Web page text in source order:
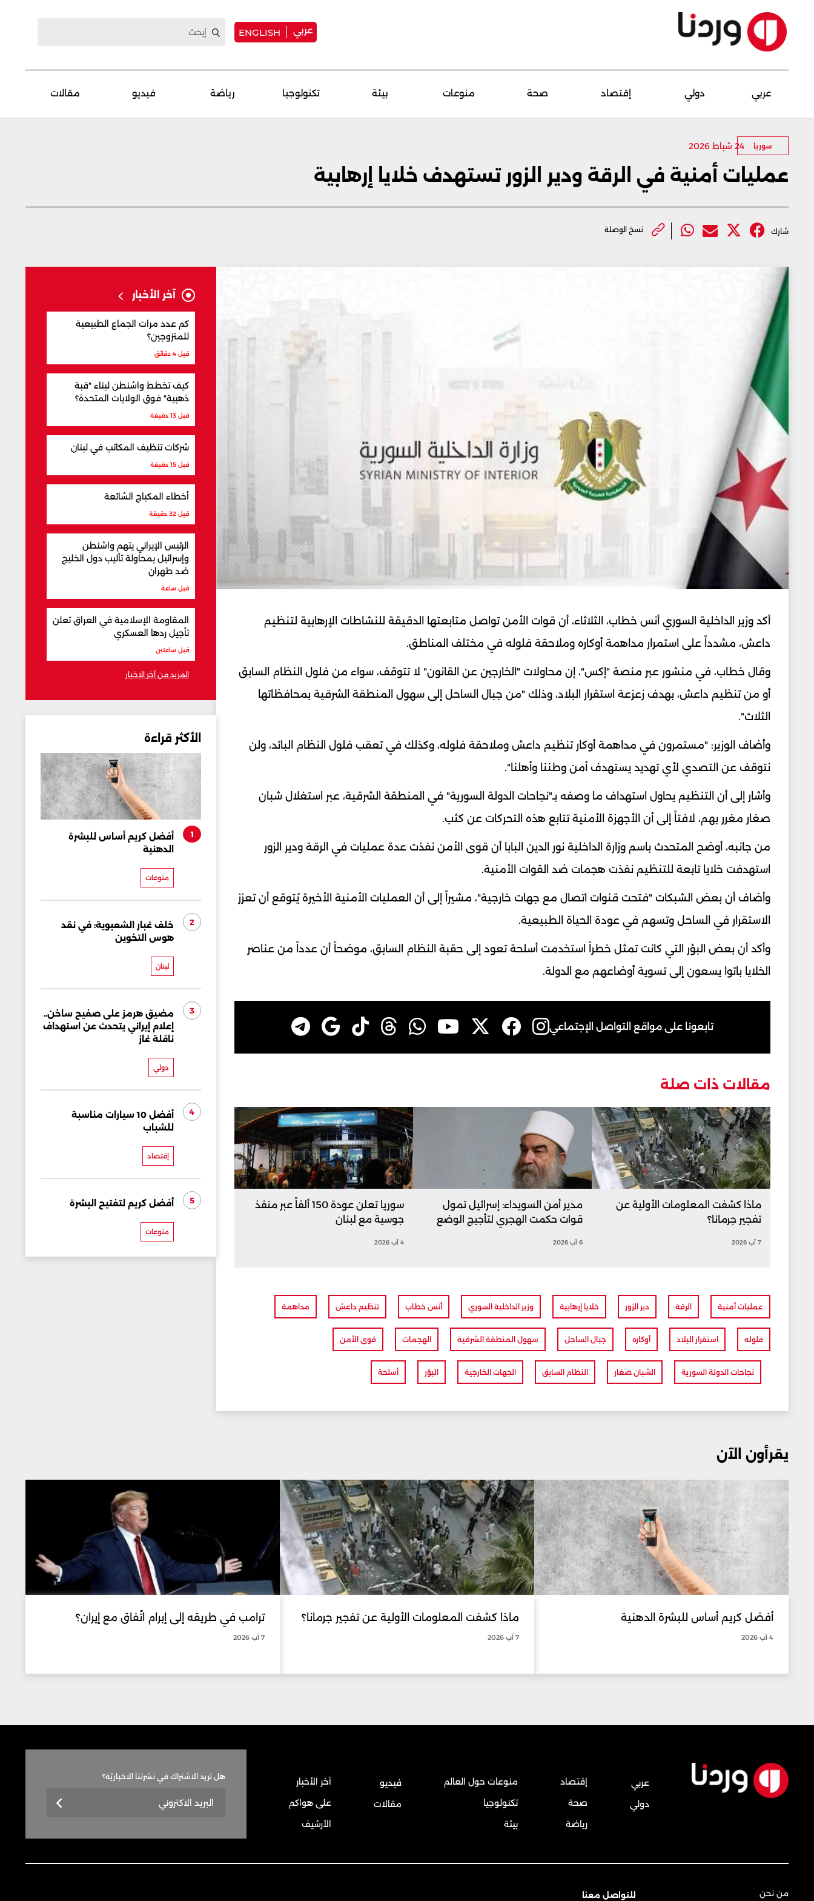
عربي ENGLISH
عربي دولي إقتصاد صحة منوعات بيئة تكنولوجيا رياضة فيديو مقالات
سوريا 24 شباط 2026
عمليات أمنية في الرقة ودير الزور تستهدف خلايا إرهابية
شارك نسخ الوصلة
أكد وزير الداخلية السوري أنس خطاب، الثلاثاء، أن قوات الأمن تواصل متابعتها الدقيقة للنشاطات الإرهابية لتنظيم
داعش، مشدداً على استمرار مداهمة أوكاره وملاحقة فلوله في مختلف المناطق.
وقال خطاب، في منشور عبر منصة "إكس"، إن محاولات "الخارجين عن القانون" لا تتوقف، سواء من فلول النظام السابق
أو من تنظيم داعش، بهدف زعزعة استقرار البلاد، وذلك "من جبال الساحل إلى سهول المنطقة الشرقية بمحافظاتها
الثلاث".
وأضاف الوزير: "مستمرون في مداهمة أوكار تنظيم داعش وملاحقة فلوله، وكذلك في تعقب فلول النظام البائد، ولن
نتوقف عن التصدي لأي تهديد يستهدف أمن وطننا وأهلنا".
وأشار إلى أن التنظيم يحاول استهداف ما وصفه بـ"نجاحات الدولة السورية" في المنطقة الشرقية، عبر استغلال شبان
صغار مغرر بهم، لافتاً إلى أن الأجهزة الأمنية تتابع هذه التحركات عن كثب.
من جانبه، أوضح المتحدث باسم وزارة الداخلية نور الدين البابا أن قوى الأمن نفذت عدة عمليات في الرقة ودير الزور
استهدفت خلايا تابعة للتنظيم نفذت هجمات ضد القوات الأمنية.
وأضاف أن بعض الشبكات "فتحت قنوات اتصال مع جهات خارجية"، مشيراً إلى أن العمليات الأمنية الأخيرة يُتوقع أن تعزز
الاستقرار في الساحل وتسهم في عودة الحياة الطبيعية.
وأكد أن بعض البؤر التي كانت تمثل خطراً استخدمت أسلحة تعود إلى حقبة النظام السابق، موضحاً أن عدداً من عناصر
الخلايا باتوا يسعون إلى تسوية أوضاعهم مع الدولة.
تابعونا على مواقع التواصل الإجتماعي
مقالات ذات صلة
ماذا كشفت المعلومات الأولية عن
تفجير جرمانا؟
7 آب 2026
مدير أمن السويداء: إسرائيل تمول
قوات حكمت الهجري لتأجيج الوضع
6 آب 2026
سوريا تعلن عودة 150 ألفاً عبر منفذ
جوسية مع لبنان
4 آب 2026
عمليات أمنية الرقة دير الزور خلايا إرهابية وزير الداخلية السوري أنس خطاب تنظيم داعش مداهمة
فلوله استقرار البلاد أوكاره جبال الساحل سهول المنطقة الشرقية الهجمات قوى الأمن
نجاحات الدولة السورية الشبان صغار النظام السابق الجهات الخارجية البؤر أسلحة
آخر الأخبار
كم عدد مرات الجماع الطبيعية
للمتزوجين؟
قبل 4 دقائق
كيف تخطط واشنطن لبناء "قبة
ذهبية" فوق الولايات المتحدة؟
قبل 13 دقيقة
شركات تنظيف المكاتب في لبنان
قبل 15 دقيقة
أخطاء المكياج الشائعة
قبل 32 دقيقة
الرئيس الإيراني يتهم واشنطن
وإسرائيل بمحاولة تأليب دول الخليج
ضد طهران
قبل ساعة
المقاومة الإسلامية في العراق تعلن
تأجيل ردها العسكري
قبل ساعتين
المزيد من آخر الاخبار
الأكثر قراءة
1
أفضل كريم أساس للبشرة
الدهنية
منوعات
2
خلف غبار الشعبوية: في نقد
هوس التخوين
لبنان
3
مضيق هرمز على صفيح ساخن..
إعلام إيراني يتحدث عن استهداف
ناقلة غاز
دولي
4
أفضل 10 سيارات مناسبة
للشباب
إقتصاد
5 أفضل كريم لتفتيح البشرة
منوعات
يقرأون الآن
أفضل كريم أساس للبشرة الدهنية
4 آب 2026
ماذا كشفت المعلومات الأولية عن تفجير جرمانا؟
7 آب 2026
ترامب في طريقه إلى إبرام اتّفاق مع إيران؟
7 آب 2026
عربي
دولي
إقتصاد
صحة
رياضة
منوعات حول العالم
تكنولوجيا
بيئة
فيديو
مقالات
آخر الأخبار
على هواكم
الأرشيف
هل تريد الاشتراك في نشرتنا الاخباريّة؟
من نحن للتواصل معنا